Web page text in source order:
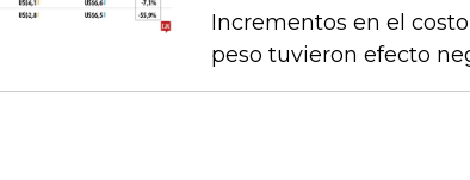
Incrementos en el
peso tuvieron efecto